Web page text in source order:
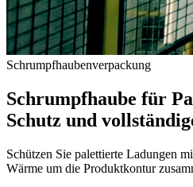
Schrumpfhaubenverpackung
Schrumpfhaube für
Schutz und
Schützen Sie palettierte Ladungen
Wärme um die Produktkontur